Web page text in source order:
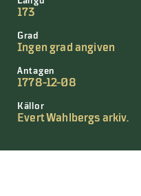
173
Grad
Ingen grad angiven
Antagen
1778-12-08
Källor
Evert Wahlbergs arkiv.